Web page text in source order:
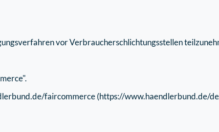
vor Verbraucherschlichtungsstellen
faircommerce (https://www.haendlerbund.de/